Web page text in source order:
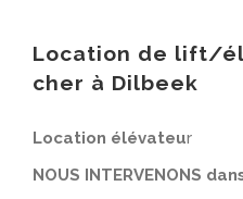
Location de lift/
cher à Dilbeek
Location élévateur
NOUS INTERVENONS